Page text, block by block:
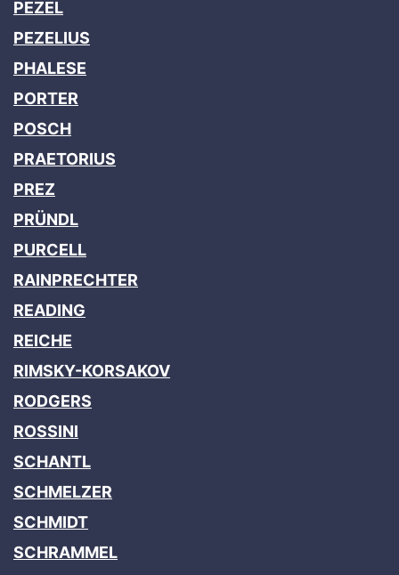
PEZEL
PEZELIUS
PHALESE
PORTER
POSCH
PRAETORIUS
PREZ
PRÜNDL
PURCELL
RAINPRECHTER
READING
REICHE
RIMSKY-KORSAKOV
RODGERS
ROSSINI
SCHANTL
SCHMELZER
SCHMIDT
SCHRAMMEL